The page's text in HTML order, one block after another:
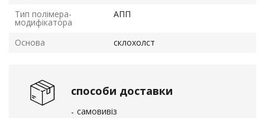
способи доставки
самовивіз
Тип полімера-
модифікатора
АПП
Основа склохолст